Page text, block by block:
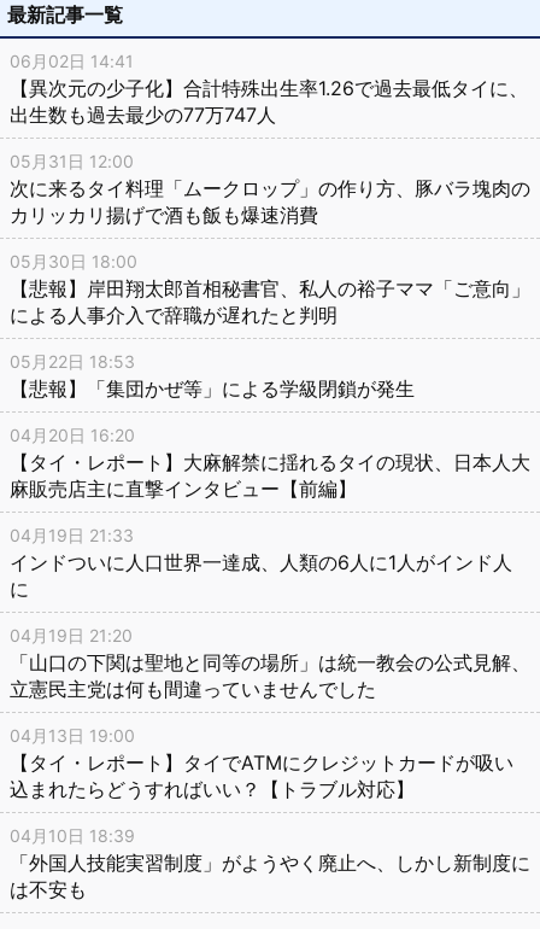
最新記事一覧
06月02日 14:41
【異次元の少子化】合計特殊出生率1.26で過去最低タイに、
出生数も過去最少の77万747人
05月31日 12:00
次に来るタイ料理「ムークロップ」の作り方、豚バラ塊肉の
カリッカリ揚げで酒も飯も爆速消費
05月30日 18:00
【悲報】岸田翔太郎首相秘書官、私人の裕子ママ「ご意向」
による人事介入で辞職が遅れたと判明
05月22日 18:53
【悲報】「集団かぜ等」による学級閉鎖が発生
04月20日 16:20
【タイ・レポート】大麻解禁に揺れるタイの現状、日本人大
麻販売店主に直撃インタビュー【前編】
04月19日 21:33
インドついに人口世界一達成、人類の6人に1人がインド人
に
04月19日 21:20
「山口の下関は聖地と同等の場所」は統一教会の公式見解、
立憲民主党は何も間違っていませんでした
04月13日 19:00
【タイ・レポート】タイでATMにクレジットカードが吸い
込まれたらどうすればいい？【トラブル対応】
04月10日 18:39
「外国人技能実習制度」がようやく廃止へ、しかし新制度に
は不安も